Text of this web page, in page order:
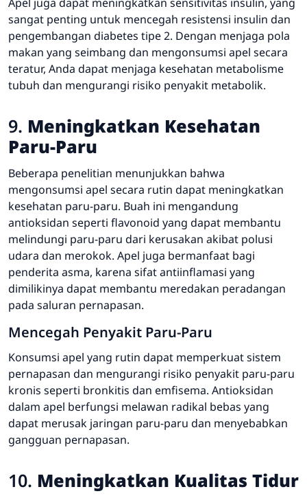
sangat penting untuk mencegah resistensi insulin dan
pengembangan diabetes tipe 2. Dengan menjaga pola
makan yang seimbang dan mengonsumsi apel secara
teratur, Anda dapat menjaga kesehatan metabolisme
tubuh dan mengurangi risiko penyakit metabolik.
9. Meningkatkan Kesehatan
Paru-Paru
Beberapa penelitian menunjukkan bahwa
mengonsumsi apel secara rutin dapat meningkatkan
kesehatan paru-paru. Buah ini mengandung
antioksidan seperti flavonoid yang dapat membantu
melindungi paru-paru dari kerusakan akibat polusi
udara dan merokok. Apel juga bermanfaat bagi
penderita asma, karena sifat antiinflamasi yang
dimilikinya dapat membantu meredakan peradangan
pada saluran pernapasan.
Mencegah Penyakit Paru-Paru
Konsumsi apel yang rutin dapat memperkuat sistem
pernapasan dan mengurangi risiko penyakit paru-paru
kronis seperti bronkitis dan emfisema. Antioksidan
dalam apel berfungsi melawan radikal bebas yang
dapat merusak jaringan paru-paru dan menyebabkan
gangguan pernapasan.
10. Meningkatkan Kualitas Tidur